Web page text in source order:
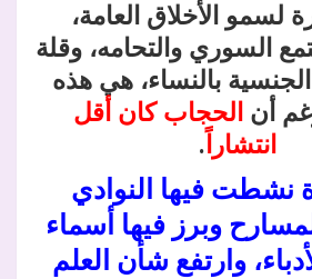
لسمو الأخلاق العامة،
السوري والتحامه، وقلة
بالنساء، هي هذه
أن الحجاب كان أقل
انتشاراً .
نشطت فيها النوادي
وبرز فيها أسماء
وارتفع شأن العلم